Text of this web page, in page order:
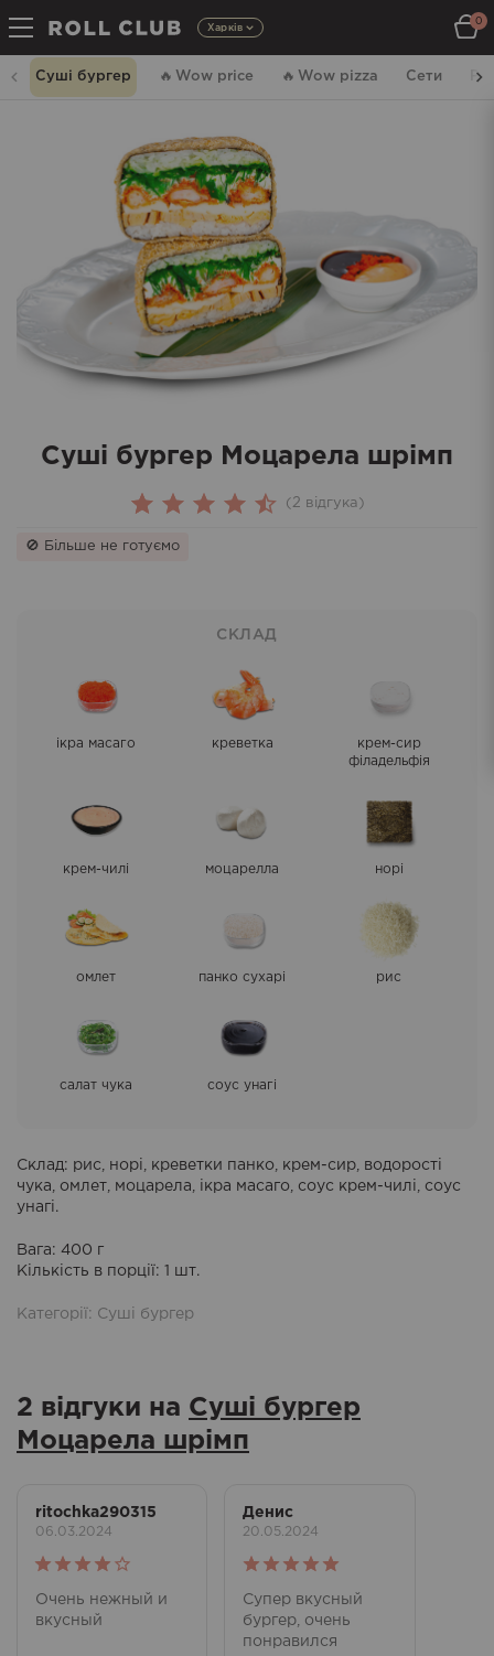
Харків
0
Суші бургер 🔥 Wow price 🔥 Wow pizza Сети
Суші бургер Моцарела шрімп
Rated
based
2
customer
ratings
( 2 відгука)
🚫 Більше не готуємо
СКЛАД
ікра масаго креветка
крем-сир
філадельфія
крем-чилі моцарелла норі
омлет панко сухарі рис
салат чука соус унагі
Склад: рис, норі, креветки панко, крем-сир, водорості
чука, омлет, моцарела, ікра масаго, соус крем-чилі, соус
унагі.
Вага: 400 г
Кількість в порції: 1 шт.
Категорії: Суші бургер
2 відгуки на Суші бургер
Моцарела шрімп
ritochka290315
06.03.2024
Оцінено
в4з 5
Очень нежный и
вкусный
Денис
20.05.2024
Оцінено в
5з 5
Супер вкусный
бургер, очень
понравился